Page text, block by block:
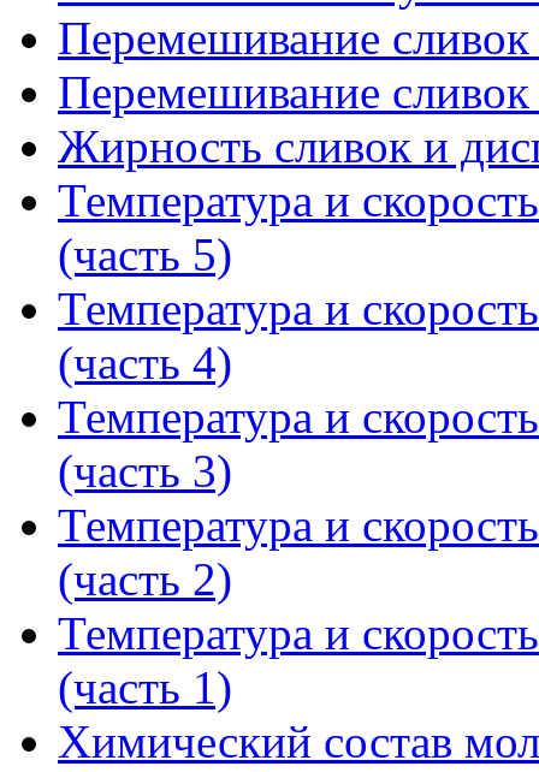
Перемешивание сливок
Перемешивание сливок
Жирность сливок и
Температура и
(часть 5)
Температура и
(часть 4)
Температура и
(часть 3)
Температура и
(часть 2)
Температура и
(часть 1)
Химический состав